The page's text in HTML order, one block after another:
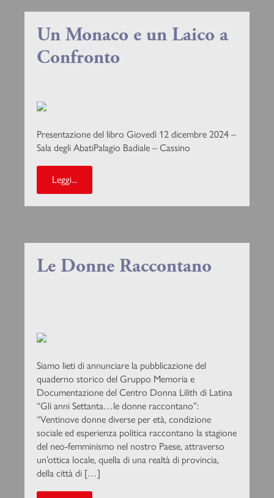
Un Monaco e un Laico a
Confronto
Presentazione del libro Giovedì 12 dicembre 2024 –
Sala degli AbatiPalagio Badiale – Cassino
Leggi...
Le Donne Raccontano
Siamo lieti di annunciare la pubblicazione del
quaderno storico del Gruppo Memoria e
Documentazione del Centro Donna Lilith di Latina
“Gli anni Settanta…le donne raccontano”:
“Ventinove donne diverse per età, condizione
sociale ed esperienza politica raccontano la stagione
del neo-femminismo nel nostro Paese, attraverso
un’ottica locale, quella di una realtà di provincia,
della città di […]